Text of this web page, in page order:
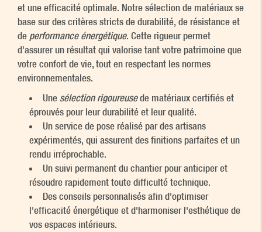
et une efficacité optimale. Notre sélection de matériaux se
base sur des critères stricts de durabilité, de résistance et
de performance énergétique. Cette rigueur permet
d'assurer un résultat qui valorise tant votre patrimoine que
votre confort de vie, tout en respectant les normes
environnementales.
Une sélection rigoureusede matériaux certifiés et
éprouvés pour leur durabilité et leur qualité.
Un service de pose réalisé par des artisans
expérimentés, qui assurent des finitions parfaites et un
rendu irréprochable.
Un suivi permanent du chantier pour anticiper et
résoudre rapidement toute difficulté technique.
Des conseils personnalisés afin d'optimiser
l'efficacité énergétique et d'harmoniser l'esthétique de
vos espaces intérieurs.